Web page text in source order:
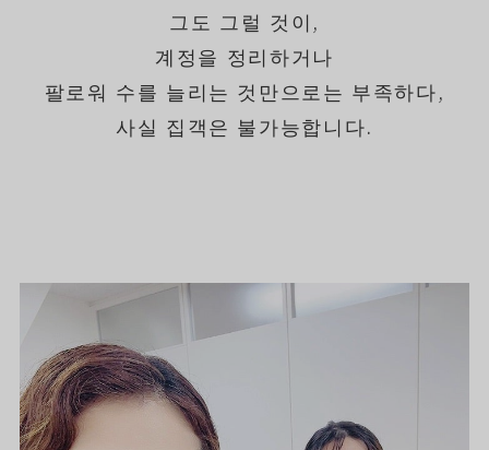
그도 그럴 것이,
계정을 정리하거나
팔로워 수를 늘리는 것만으로는 부족하다,
사실 집객은 불가능합니다.